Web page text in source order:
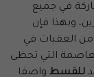
في جميع
وبهذا فإن
من العقبات في
التي تحظى
للقسط واصفا